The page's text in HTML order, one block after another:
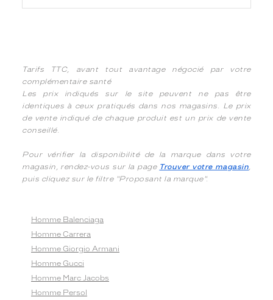
Tarifs TTC, avant tout avantage négocié par votre
complémentaire santé
Les prix indiqués sur le site peuvent ne pas être
identiques à ceux pratiqués dans nos magasins. Le prix
de vente indiqué de chaque produit est un prix de vente
conseillé.
Pour vérifier la disponibilité de la marque dans votre
magasin, rendez-vous sur la page Trouver votre magasin,
puis cliquez sur le filtre "Proposant la marque".
Homme Balenciaga
Homme Carrera
Homme Giorgio Armani
Homme Gucci
Homme Marc Jacobs
Homme Persol